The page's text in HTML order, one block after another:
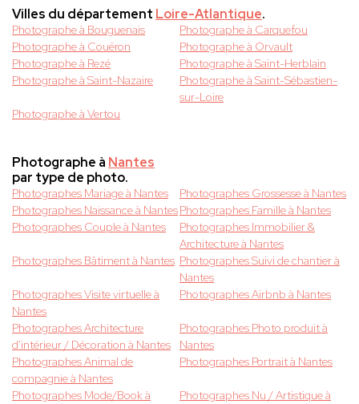
Villes du département Loire-Atlantique.
Photographe à Bouguenais
Photographe à Carquefou
Photographe à Couëron
Photographe à Orvault
Photographe à Rezé
Photographe à Saint-Herblain
Photographe à Saint-Nazaire
Photographe à Saint-Sébastien-
sur-Loire
Photographe à Vertou
Photographe à Nantes
par type de photo.
Photographes Mariage à Nantes
Photographes Grossesse à Nantes
Photographes Naissance à NantesPhotographes Famille à Nantes
Photographes Couple à Nantes
Photographes Immobilier &
Architecture à Nantes
Photographes Bâtiment à Nantes Photographes Suivi de chantier à
Nantes
Photographes Visite virtuelle à
Nantes
Photographes Airbnb à Nantes
Photographes Architecture
d'intérieur / Décoration à Nantes
Photographes Photo produit à
Nantes
Photographes Animal de
compagnie à Nantes
Photographes Portrait à Nantes
Photographes Mode/Book à
Photographes Nu / Artistique à